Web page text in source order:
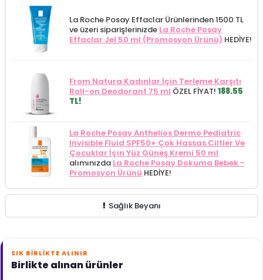
La Roche Posay Effaclar Ürünlerinden 1500 TL
ve üzeri siparişlerinizde La Roche Posay
Effaclar Jel 50 ml (Promosyon Ürünü) HEDİYE!
From Natura Kadınlar İçin Terleme Karşıtı
Roll-on Deodorant 75 ml ÖZEL FİYAT! 188.55
TL!
La Roche Posay Anthelios Dermo Pediatric
Invisible Fluid SPF50+ Çok Hassas Ciltler Ve
Çocuklar İçin Yüz Güneş Kremi 50 ml
alımınızda La Roche Posay Dokuma Bebek -
Promosyon Ürünü HEDİYE!
Sağlık Beyanı
SIK BIRLIKTE ALINIR
Birlikte alınan ürünler